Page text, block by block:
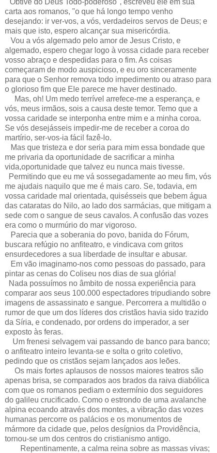
carta aos romanos, "o que há longo tempo venho
desejando: ir ver-vos, a vós, verdadeiros servos de Deus; e
mais que isto, espero alcançar sua misericórdia.
Vou a vós algemado pelo amor de Jesus Cristo, e
algemado, espero chegar logo à vossa cidade para receber
vosso abraço e despedidas para o fim. As coisas
começaram de modo auspicioso, e eu oro sinceramente
para que o Senhor remova todo impedimento ou atraso para
o glorioso fim que Ele parece me haver destinado.
Mas, oh! Um medo terrível arrefece-me a esperança, e
vós, meus irmãos, sois a causa deste temor. Temo que a
vossa caridade se interponha entre mim e a minha coroa.
Se vós desejásseis impedir-me de receber a coroa do
martírio, ser-vos-ia fácil fazê-lo.
Mas que tristeza e dor seria para mim essa bondade que
me privaria da oportunidade de sacrificar a minha
vida,oportunidade que talvez eu nunca mais tivesse.
Permitindo que eu me vá sossegadamente ao meu fim, vós
me ajudais naquilo que me é mais caro. Se, todavia, em
vossa caridade mal orientada, quisésseis que bebem água
das cataratas do Nilo, ao lado dos sarmácias, que mitigam a
sede com o sangue de seus cavalos. A confusão das vozes
era como o murmúrio do mar vigoroso.
Parecia que a soberania do povo, banida do Fórum,
buscara refúgio no anfiteatro, e vindicava com gritos
ensurdecedores a sua liberdade de insultar e abusar.
Em vão imaginamo-nos como pessoas do passado, para
pintar as cenas do Coliseu nos dias de sua glória!
Nada possuímos no âmbito de nossa experiência para
comparar aos seus 100.000 espectadores tripudiando sobre
imagens de assassinato e sangue. Percorrera a multidão o
rumor de que um dos líderes dos cristãos havia sido trazido
da Síria, e condenado, por ordens do imperador, a ser
exposto às feras.
Um frenesi selvagem vai passando de banco para banco;
o anfiteatro inteiro levanta-se e solta o grito coletivo,
pedindo que os cristãos sejam lançados aos leões.
Os mais fortes aplausos de nossos maiores teatros são
apenas brisa, se comparados aos brados da raiva diabólica
com que os romanos pediam o extermínio dos seguidores
do galileu crucificado. Como o estrondo de uma avalanche
alpina ecoando através dos montes, a vibração das vozes
humanas percorre os palácios e os monumentos de
mármore da cidade que, pelos desígnios da Providência,
tornou-se um dos centros do cristianismo antigo.
Repentinamente, a calma reina sobre as massas vivas;